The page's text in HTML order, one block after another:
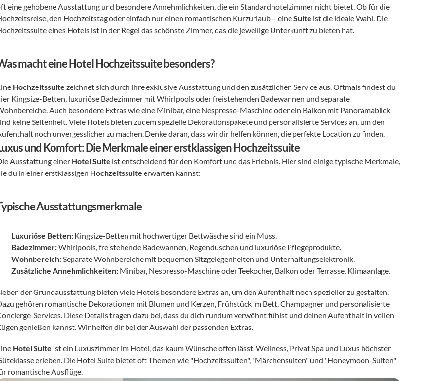
eine gehobene Ausstattung und besondere Annehmlichkeiten, die ein Standardhotelzimmer nicht bietet. Ob für die
den Hochzeitstag oder einfach nur einen romantischen Kurzurlaub – eine Suite
eines Hotels ist in der Regel das schönste Zimmer, das die jeweilige Unterkunft zu bieten hat.
macht eine Hotel Hochzeitssuite besonders?
Hochzeitssuite zeichnet sich durch ihre exklusive Ausstattung und den zusätzlichen Service aus. Oftmals findest du
Kingsize-Betten, luxuriöse Badezimmer mit Whirlpools oder freistehenden Badewannen und separate
Auch besondere Extras wie eine Minibar, eine Nespresso-Maschine oder ein Balkon mit Panoramablick
keine Seltenheit. Viele Hotels bieten zudem spezielle Dekorationspakete und personalisierte Services an, um den
noch unvergesslicher zu machen. Denke daran, dass wir dir helfen können, die perfekte Location zu finden.
und Komfort: Die Merkmale einer erstklassigen Hochzeitssuite
Ausstattung einer Hotel Suite ist entscheidend für den Komfort und das Erlebnis. Hier sind einige typische Merkmale,
du in einer erstklassigen Hochzeitssuite erwarten kannst:
Ausstattungsmerkmale
Luxuriöse Betten: Kingsize-Betten mit hochwertiger Bettwäsche sind ein Muss.
Badezimmer: Whirlpools, freistehende Badewannen, Regenduschen und luxuriöse Pflegeprodukte.
Wohnbereich: Separate Wohnbereiche mit bequemen Sitzgelegenheiten und Unterhaltungselektronik.
Zusätzliche Annehmlichkeiten: Minibar, Nespresso-Maschine oder Teekocher, Balkon oder Terrasse, Klimaanlage.
der Grundausstattung bieten viele Hotels besondere Extras an, um den Aufenthalt noch spezieller zu gestalten.
gehören romantische Dekorationen mit Blumen und Kerzen, Frühstück im Bett, Champagner und personalisierte
Services. Diese Details tragen dazu bei, dass du dich rundum verwöhnt fühlst und deinen Aufenthalt in vollen
genießen kannst. Wir helfen dir bei der Auswahl der passenden Extras.
Hotel Suite ist ein Luxuszimmer im Hotel, das kaum Wünsche offen lässt. Wellness, Privat Spa und Luxus höchster
erleben. Die Hotel Suite bietet oft Themen wie "Hochzeitssuiten", "Märchensuiten" und "Honeymoon-Suiten"
romantische Ausflüge.